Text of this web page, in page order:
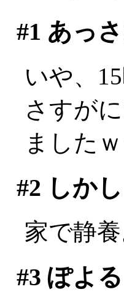
#1 あっ
いや、
さすが
ました
#2 しかし
家で静
#3 ぽよる